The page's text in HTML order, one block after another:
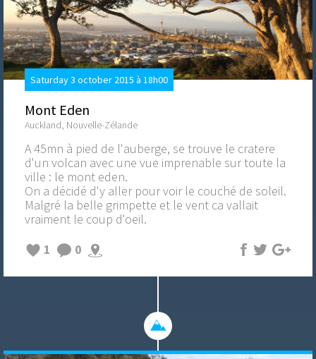
Saturday 3 october 2015 à 18h00
Mont Eden
Auckland, Nouvelle-Zélande
A 45mn à pied de l'auberge, se trouve le cratere
d'un volcan avec une vue imprenable sur toute la
ville : le mont eden.
On a décidé d'y aller pour voir le couché de soleil.
Malgré la belle grimpette et le vent ca vallait
vraiment le coup d'oeil.
1
0